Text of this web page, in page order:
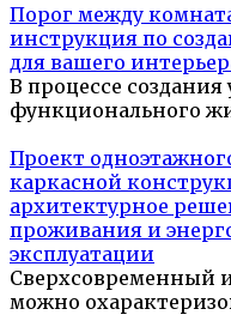
Порог между
инструкция по
для вашего
В процессе
функционального
Проект
каркасной
архитектурное
проживания и
эксплуатации
Сверхсовременный
можно